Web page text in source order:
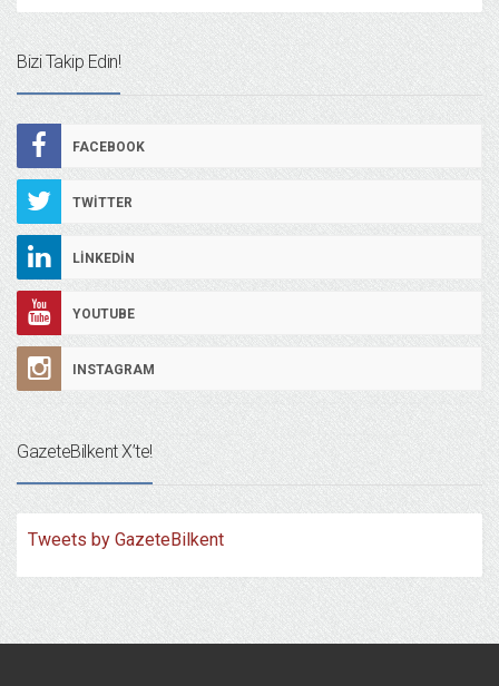
Bizi Takip Edin!
FACEBOOK
TWITTER
LINKEDIN
YOUTUBE
INSTAGRAM
GazeteBilkent X’te!
Tweets by GazeteBilkent